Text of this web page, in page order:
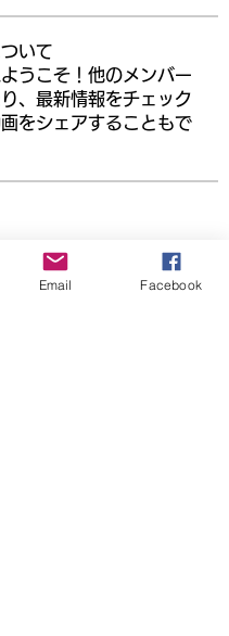
いて
うこそ！他のメンバー
、最新情報をチェック
をシェアすることもで
Dương フォロー
Email Facebook